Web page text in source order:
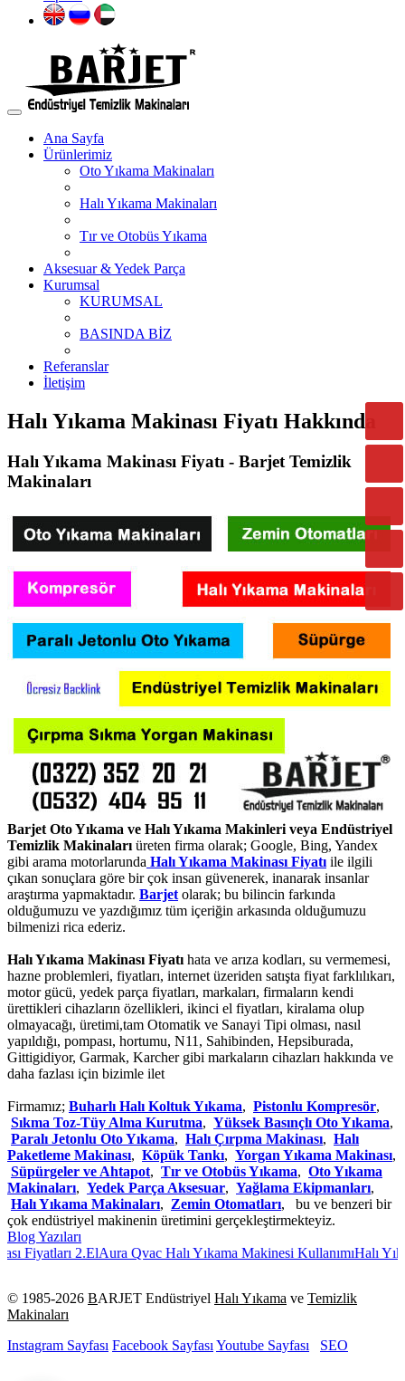
Ana Sayfa
Ürünlerimiz
Oto Yıkama Makinaları
Halı Yıkama Makinaları
Tır ve Otobüs Yıkama
Aksesuar & Yedek Parça
Kurumsal
KURUMSAL
BASINDA BİZ
Referanslar
İletişim
Halı Yıkama Makinası Fiyatı Hakkında
Halı Yıkama Makinası Fiyatı - Barjet Temizlik
Makinaları
Barjet Oto Yıkama ve Halı Yıkama Makinleri veya Endüstriyel
Temizlik Makinalarıüreten firma olarak; Google, Bing, Yandex
gibi arama motorlarunda Halı Yıkama Makinası Fiyatıile ilgili
çıkan sonuçlara göre bir çok insan güvenerek, inanarak insanlar
araştırma yapmaktadır. Barjetolarak; bu bilincin farkında
olduğumuzu ve yazdığımız tüm içeriğin arkasında olduğumuzu
bilmenizi rica ederiz.
Halı Yıkama Makinası Fiyatıhata ve arıza kodları, su vermemesi,
hazne problemleri, fiyatları, internet üzeriden satışta fiyat farklılıkarı,
motor gücü, yedek parça fiyatları, markaları, firmaların kendi
ürettikleri cihazların özellikleri, ikinci el fiyatları, kiralama olup
olmayacağı, üretimi,tam Otomatik ve Sanayi Tipi olması, nasıl
yapıldığı, pompası, hortumu, N11, Sahibinden, Hepsiburada,
Gittigidiyor, Garmak, Karcher gibi markaların cihazları hakkında ve
daha fazlası için bizimle ilet
Firmamız; Buharlı Halı Koltuk Yıkama, Pistonlu Kompresör,
Sıkma Toz-Tüy Alma Kurutma, Yüksek Basınçlı Oto Yıkama,
Paralı Jetonlu Oto Yıkama, Halı Çırpma Makinası, Halı
Paketleme Makinası, Köpük Tankı, Yorgan Yıkama Makinası,
Süpürgeler ve Ahtapot, Tır ve Otobüs Yıkama, Oto Yıkama
Makinaları, Yedek Parça Aksesuar, Yağlama Ekipmanları,
Halı Yıkama Makinaları, Zemin Otomatları, bu ve benzeri bir
çok endüstriyel makinenin üretimini gerçekleştirmekteyiz.
Blog Yazıları
Fiyatları 2.ElAura Qvac Halı Yıkama Makinesi KullanımıHalı
© 1985-2026 BARJET Endüstriyel Halı Yıkama ve Temizlik
Makinaları
Instagram Sayfası Facebook SayfasıYoutube Sayfası SEO